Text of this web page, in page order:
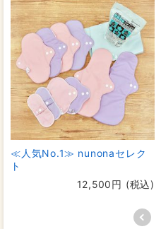
≪人気No.1≫ nunonaセレク
ト
12,500円 (税込)